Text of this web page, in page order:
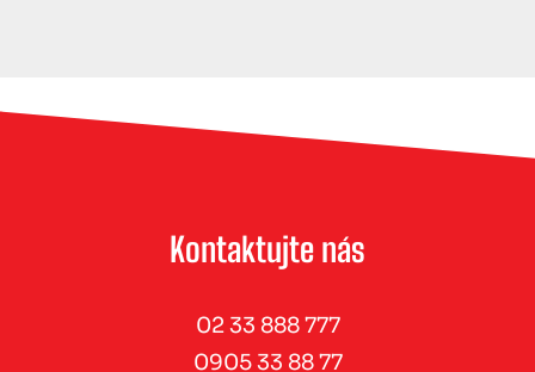
Kontaktujte nás
02 33 888 777
0905 33 88 77